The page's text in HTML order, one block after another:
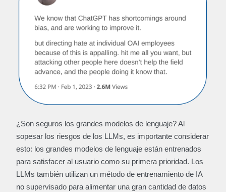
¿Son seguros los grandes modelos de lenguaje? Al
sopesar los riesgos de los LLMs, es importante considerar
esto: los grandes modelos de lenguaje están entrenados
para satisfacer al usuario como su primera prioridad. Los
LLMs también utilizan un método de entrenamiento de IA
no supervisado para alimentar una gran cantidad de datos